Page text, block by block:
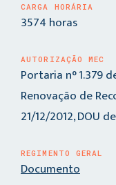
CARGA HORÁRIA
3574 horas
AUTORIZAÇÃO MEC
Portaria n° 1.379
Renovação de
21/12/2012, DOU
REGIMENTO GERAL
Documento